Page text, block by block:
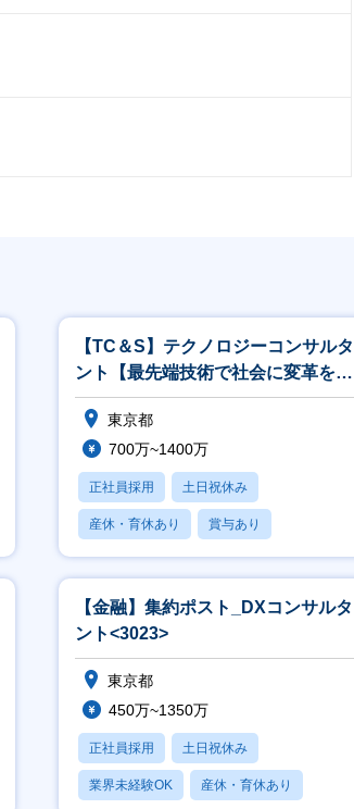
【TC＆S】テクノロジーコンサルタ
ント【最先端技術で社会に変革を起
こすITコンサル】<244>
東京都
700万~1400万
正社員採用 土日祝休み
産休・育休あり 賞与あり
フレックス
【金融】集約ポスト_DXコンサルタ
ント<3023>
東京都
450万~1350万
正社員採用 土日祝休み
業界未経験OK 産休・育休あり